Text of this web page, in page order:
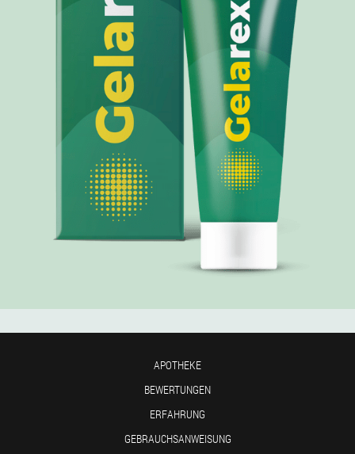
APOTHEKE
BEWERTUNGEN
ERFAHRUNG
GEBRAUCHSANWEISUNG